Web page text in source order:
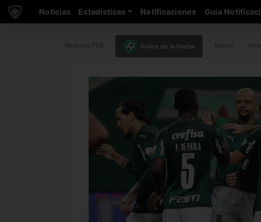
Noticias Estadísticas Notificaciones Guia
Goles de la fecha